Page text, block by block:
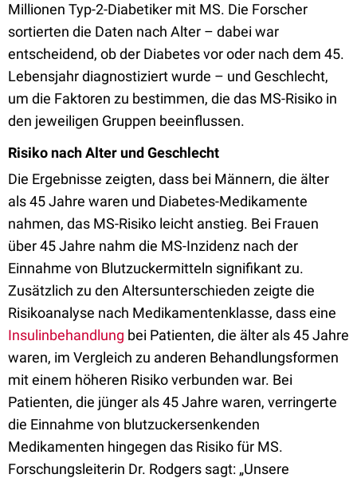
Millionen Typ-2-Diabetiker mit MS. Die Forscher
sortierten die Daten nach Alter – dabei war
entscheidend, ob der Diabetes vor oder nach dem 45.
Lebensjahr diagnostiziert wurde – und Geschlecht,
um die Faktoren zu bestimmen, die das MS-Risiko in
den jeweiligen Gruppen beeinflussen.
Risiko nach Alter und Geschlecht
Die Ergebnisse zeigten, dass bei Männern, die älter
als 45 Jahre waren und Diabetes-Medikamente
nahmen, das MS-Risiko leicht anstieg. Bei Frauen
über 45 Jahre nahm die MS-Inzidenz nach der
Einnahme von Blutzuckermitteln signifikant zu.
Zusätzlich zu den Altersunterschieden zeigte die
Risikoanalyse nach Medikamentenklasse, dass eine
Insulinbehandlung bei Patienten, die älter als 45 Jahre
waren, im Vergleich zu anderen Behandlungsformen
mit einem höheren Risiko verbunden war. Bei
Patienten, die jünger als 45 Jahre waren, verringerte
die Einnahme von blutzuckersenkenden
Medikamenten hingegen das Risiko für MS.
Forschungsleiterin Dr. Rodgers sagt: „Unsere